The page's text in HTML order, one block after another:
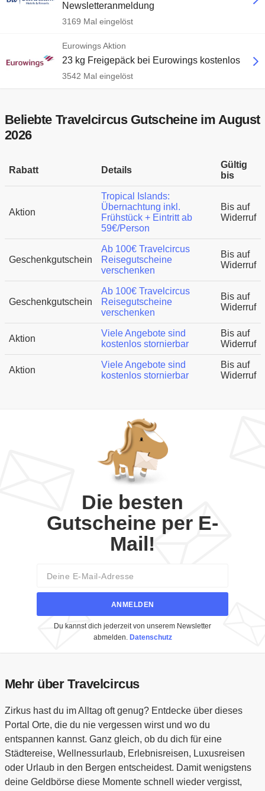
Newsletteranmeldung
3169 Mal eingelöst
Eurowings Aktion
23 kg Freigepäck bei Eurowings kostenlos
3542 Mal eingelöst
Beliebte Travelcircus Gutscheine im August
2026
Rabatt Details
Gültig
bis
Aktion
Tropical Islands:
Übernachtung inkl.
Frühstück + Eintritt ab
59€/Person
Bis auf
Widerruf
Geschenkgutschein
Ab 100€ Travelcircus
Reisegutscheine
verschenken
Bis auf
Widerruf
Geschenkgutschein
Ab 100€ Travelcircus
Reisegutscheine
verschenken
Bis auf
Widerruf
Aktion
Viele Angebote sind
kostenlos stornierbar
Bis auf
Widerruf
Aktion
Viele Angebote sind
kostenlos stornierbar
Bis auf
Widerruf
Die besten
Gutscheine per E-
Mail!
ANMELDEN
Du kannst dich jederzeit von unserem Newsletter
abmelden. Datenschutz
Mehr über Travelcircus
Zirkus hast du im Alltag oft genug? Entdecke über dieses
Portal Orte, die du nie vergessen wirst und wo du
entspannen kannst. Ganz gleich, ob du dich für eine
Städtereise, Wellnessurlaub, Erlebnisreisen, Luxusreisen
oder Urlaub in den Bergen entscheidest. Damit wenigstens
deine Geldbörse diese Momente schnell wieder vergisst,